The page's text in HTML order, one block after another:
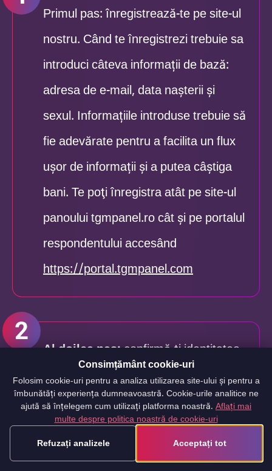
Primul pas: înregistrează-te pe site-ul
nostru. Când te înregistrezi trebuie sa
introduci câteva informații de bază:
adresa de e-mail, data nașterii și
sexul. Informațiile introduse trebuie să
fie adevărate pentru a facilita un flux
ușor de informații și a putea câștiga
bani. Te poţi înregistra atât pe site-ul
panoului tgmpanel.ro cât şi pe portalul
respondentului accesând
https://portal.tgmpanel.com
Al doilea pas:confirmă-ți identitatea
ca să activezi contul. Pentru a-ţi
confirma identitatea fă clic pe linkul
trimis prin e-mail. Dacă nu găseşti e-
mailul de activare, verifică folderul
Consimțământ cookie-uri
Folosim cookie-uri pentru a analiza utilizarea site-ului și pentru a
îmbunătăți experiența dumneavoastră. Cookie-urile analitice ne
ajută să înțelegem cum utilizați platforma noastră.Aflați mai
multe despre politica noastră de cookie-uri
Refuzați analizele
Acceptați tot